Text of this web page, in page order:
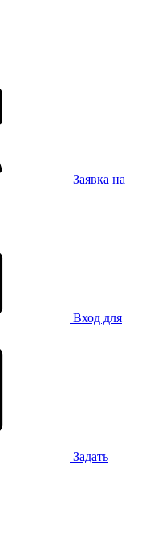
Заявка на
Вход для
Задать